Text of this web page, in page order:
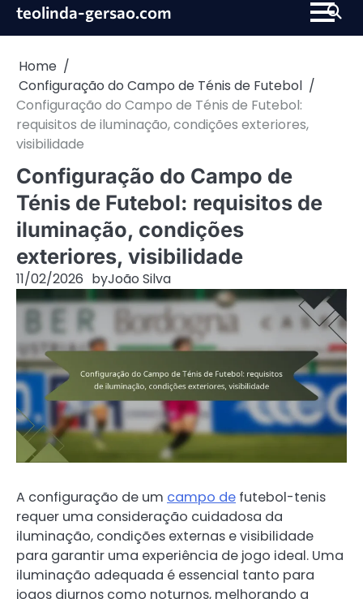
Skipteolinda-gersao.com
Home
Configuração do Campo de Ténis de Futebol
Configuração do Campo de Ténis de Futebol:
requisitos de iluminação, condições exteriores,
visibilidade
Configuração do Campo de
Ténis de Futebol: requisitos de
iluminação, condições
exteriores, visibilidade
11/02/2026 byJoão Silva
A configuração de um campo de futebol-tenis
requer uma consideração cuidadosa da
iluminação, condições externas e visibilidade
para garantir uma experiência de jogo ideal. Uma
iluminação adequada é essencial tanto para
jogos diurnos como noturnos, melhorando a